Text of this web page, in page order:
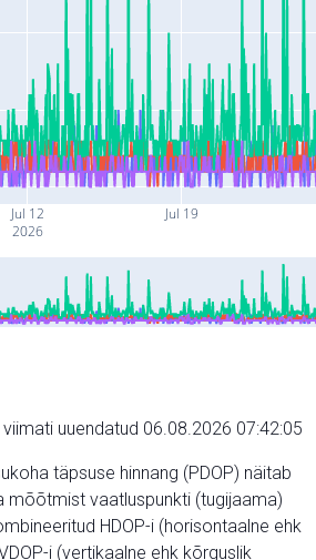
Jul 12
2026
Jul 19
uuendatud 06.08.2026 07:42:05
täpsuse hinnang (PDOP) näitab
mõõtmist vaatluspunkti (tugijaama)
HDOP-i (horisontaalne ehk
i (vertikaalne ehk kõrguslik